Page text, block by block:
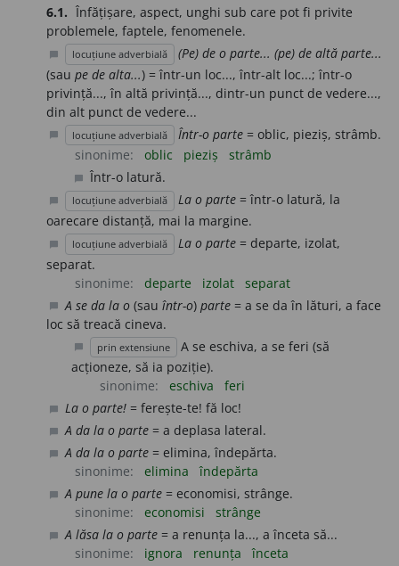
6.1. Înfățișare, aspect, unghi sub care pot fi privite
problemele, faptele, fenomenele.
locuțiune adverbială
(Pe) de o parte... (pe) de altă parte...
(sau pe de alta...) = într-un loc..., într-alt loc...; într-o
privință..., în altă privință..., dintr-un punct de vedere...,
din alt punct de vedere...
chat_bubble locuțiune adverbială Într-o parte = oblic, pieziș, strâmb.
sinonime:
oblic pieziș strâmb
Într-o latură.
locuțiune adverbială La o parte = într-o latură, la
oarecare distanță, mai la margine.
locuțiune adverbială La o parte = departe, izolat,
separat.
sinonime:
departe izolat separat
chat_bubble A se da la o (sauîntr-o)parte = a se da în lături, a face
loc să treacă cineva.
chat_bubble prin extensiune
A se eschiva, a se feri (să
acționeze, să ia poziție).
sinonime:
eschiva feri
La o parte! = ferește-te! fă loc!
A da la o parte = a deplasa lateral.
A da la o parte = elimina, îndepărta.
sinonime:
elimina îndepărta
A pune la o parte = economisi, strânge.
sinonime:
economisi strânge
A lăsa la o parte = a renunța la..., a înceta să...
sinonime:
ignora renunța înceta